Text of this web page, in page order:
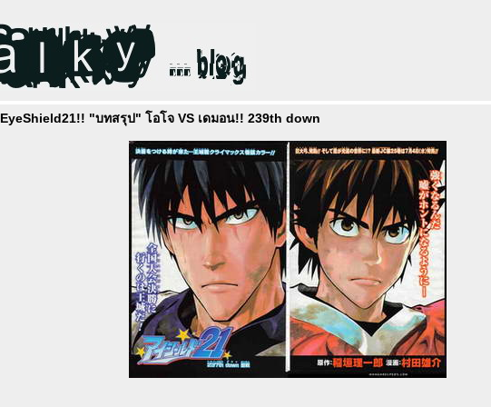
EyeShield21!! "บทสรุป" โอโจ VS เดมอน!! 239th down